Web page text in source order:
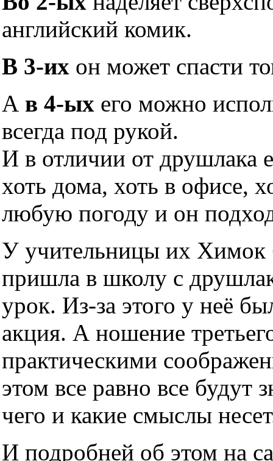
английский комик.
В 3-их он может спасти
А в 4-ых его можно
всегда под рукой.
И в отличии от друшлака
хоть дома, хоть в офисе,
любую погоду и он
У учительницы их Химок
пришла в школу с
урок. Из-за этого у неё
акция. А ношение
практическими
этом все равно все будут
чего и какие смыслы
И подробней об этом на